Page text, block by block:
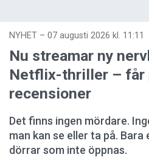
NYHET – 07 augusti 2026 kl. 11:11
Nu streamar ny
Netflix-thriller – får
recensioner
Det finns ingen mördare.
man kan se eller ta på.
dörrar som inte öppnas.